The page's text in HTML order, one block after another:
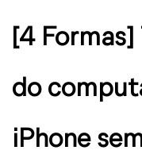
[4
do
iPhone